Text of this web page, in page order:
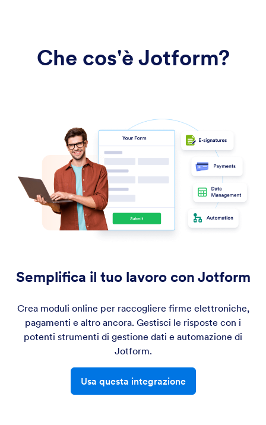
Che cos'è Jotform?
Semplifica il tuo lavoro con Jotform
Crea moduli online per raccogliere firme elettroniche,
pagamenti e altro ancora. Gestisci le risposte con i
potenti strumenti di gestione dati e automazione di
Jotform.
Usa questa integrazione